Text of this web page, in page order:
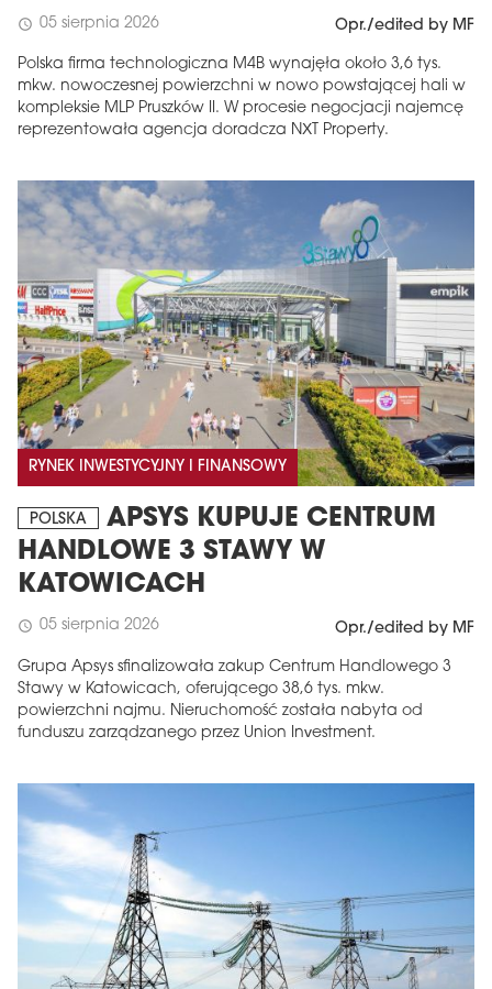
schedule 05 sierpnia 2026 Opr./edited by MF
Polska firma technologiczna M4B wynajęła około 3,6 tys.
mkw. nowoczesnej powierzchni w nowo powstającej hali w
kompleksie MLP Pruszków II. W procesie negocjacji najemcę
reprezentowała agencja doradcza NXT Property.
RYNEK INWESTYCYJNY I FINANSOWY
POLSKA
APSYS KUPUJE CENTRUM
HANDLOWE 3 STAWY W
KATOWICACH
schedule 05 sierpnia 2026 Opr./edited by MF
Grupa Apsys sfinalizowała zakup Centrum Handlowego 3
Stawy w Katowicach, oferującego 38,6 tys. mkw.
powierzchni najmu. Nieruchomość została nabyta od
funduszu zarządzanego przez Union Investment.